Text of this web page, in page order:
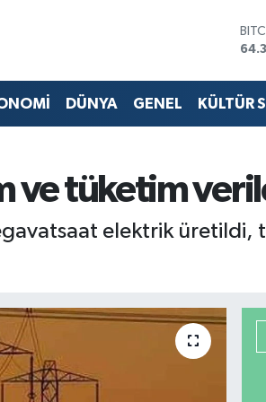
DÜNYA GENEL KÜLTÜR
ve tüketim
elektrik üretildi,